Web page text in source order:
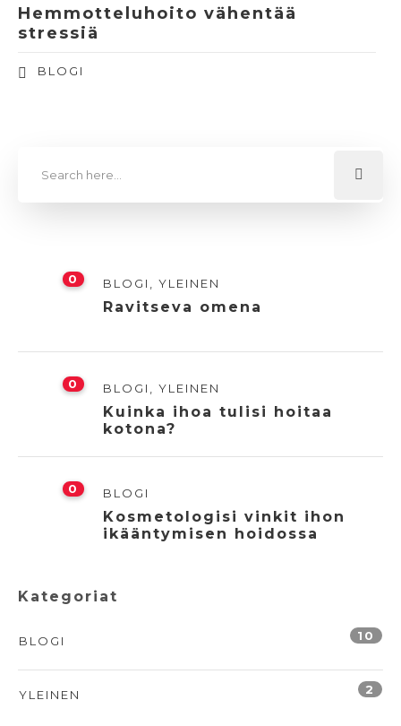
Hemmotteluhoito vähentää
stressiä
BLOGI
0 BLOGI YLEINEN
Ravitseva omena
0 BLOGI YLEINEN
Kuinka ihoa tulisi hoitaa
kotona?
0 BLOGI
Kosmetologisi vinkit ihon
ikääntymisen hoidossa
Kategoriat
BLOGI 10
YLEINEN 2